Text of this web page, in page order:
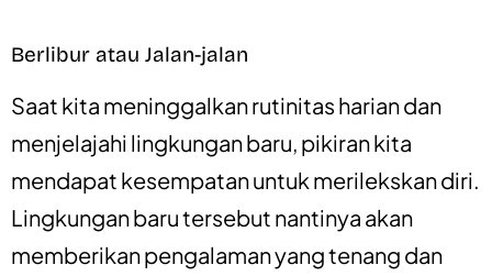
Berlibur atau Jalan-jalan
Saat kita meninggalkan rutinitas harian dan
menjelajahi lingkungan baru, pikiran kita
mendapat kesempatan untuk merilekskan diri.
Lingkungan baru tersebut nantinya akan
memberikan pengalaman yang tenang dan